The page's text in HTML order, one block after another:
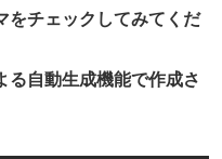
をチェックしてみてくだ
る自動生成機能で作成さ